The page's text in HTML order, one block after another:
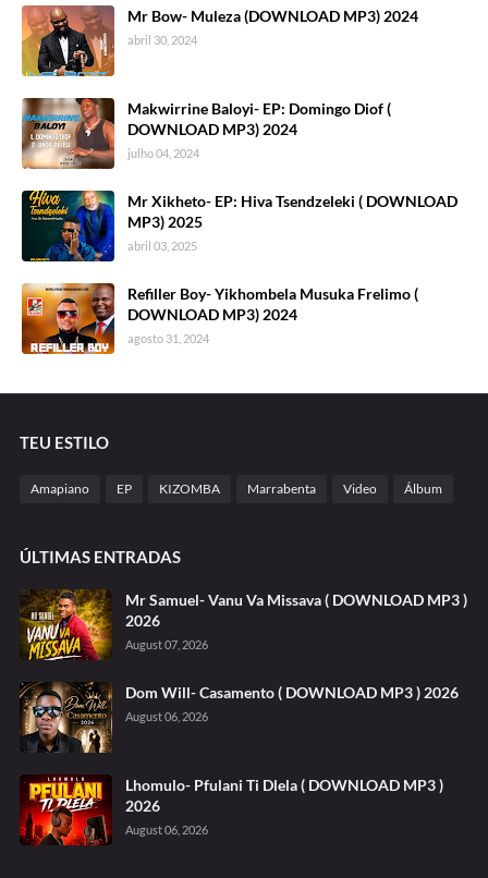
Mr Bow- Muleza (DOWNLOAD MP3) 2024
abril 30, 2024
Makwirrine Baloyi- EP: Domingo Diof (
DOWNLOAD MP3) 2024
julho 04, 2024
Mr Xikheto- EP: Hiva Tsendzeleki ( DOWNLOAD
MP3) 2025
abril 03, 2025
Refiller Boy- Yikhombela Musuka Frelimo (
DOWNLOAD MP3) 2024
agosto 31, 2024
TEU ESTILO
Amapiano EP KIZOMBA Marrabenta Video Álbum
ÚLTIMAS ENTRADAS
Mr Samuel- Vanu Va Missava ( DOWNLOAD MP3 )
2026
August 07, 2026
Dom Will- Casamento ( DOWNLOAD MP3 ) 2026
August 06, 2026
Lhomulo- Pfulani Ti Dlela ( DOWNLOAD MP3 )
2026
August 06, 2026